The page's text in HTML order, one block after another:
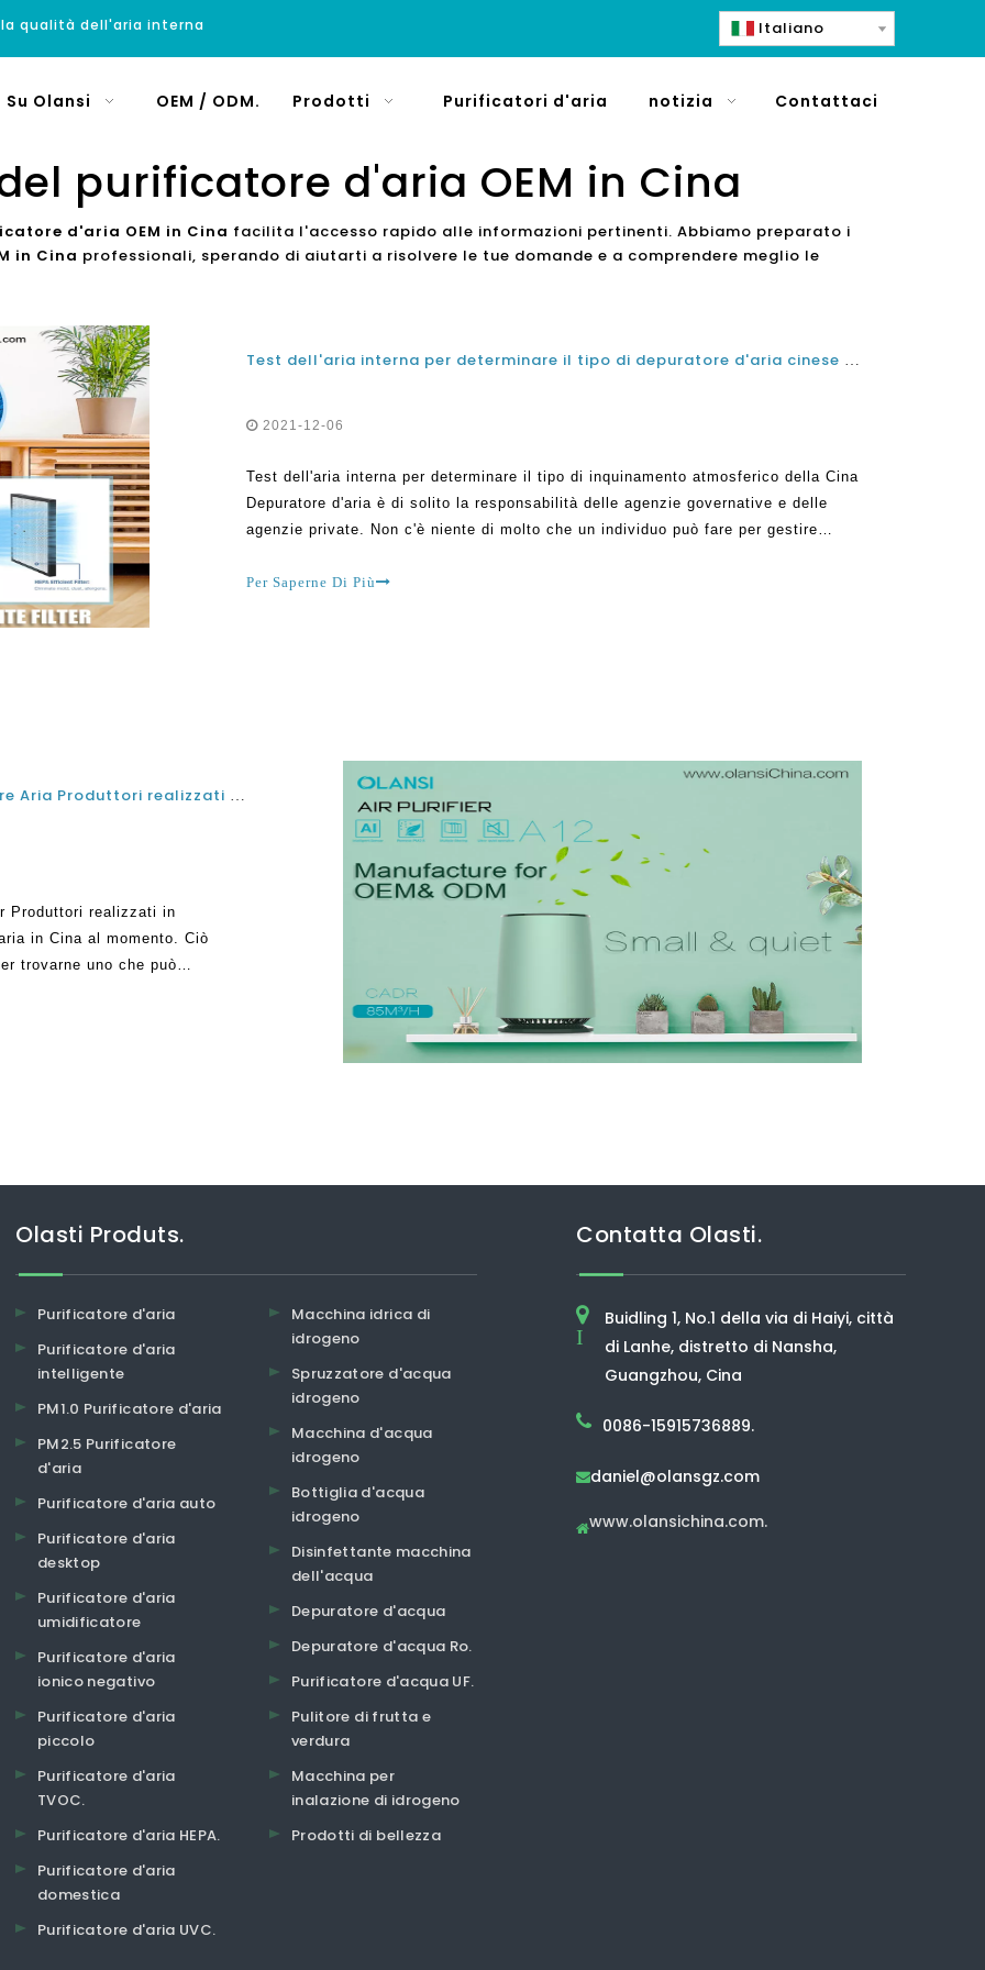
qualità dell'aria interna Italiano
Su Olansi OEM / ODM. Prodotti Purificatori d'aria notizia Contattaci
purificatore d'aria OEM in Cina
d'aria OEM in Cina facilita l'accesso rapido alle informazioni pertinenti. Abbiamo preparato i
in Cina professionali, sperando di aiutarti a risolvere le tue domande e a comprendere meglio le
Test dell'aria interna per determinare il tipo di depuratore d'aria cinese necessario
2021-12-06
Test dell'aria interna per determinare il tipo di inquinamento atmosferico della Cina
Depuratore d'aria è di solito la responsabilità delle agenzie governative e delle
agenzie private. Non c'è niente di molto che un individuo può fare per gestire
Per Saperne Di Più
Miglior vendita Top 10 Home Hepa Purificatore Aria Produttori realizzati in Cina
Produttori realizzati in
in Cina al momento. Ciò
trovarne uno che può
Olasti Produts.
Purificatore d'aria
Purificatore d'aria
intelligente
PM1.0 Purificatore d'aria
PM2.5 Purificatore
d'aria
Purificatore d'aria auto
Purificatore d'aria
desktop
Purificatore d'aria
umidificatore
Purificatore d'aria
ionico negativo
Purificatore d'aria
piccolo
Purificatore d'aria
TVOC.
Purificatore d'aria HEPA.
Purificatore d'aria
domestica
Purificatore d'aria UVC.
Macchina idrica di
idrogeno
Spruzzatore d'acqua
idrogeno
Macchina d'acqua
idrogeno
Bottiglia d'acqua
idrogeno
Disinfettante macchina
dell'acqua
Depuratore d'acqua
Depuratore d'acqua Ro.
Purificatore d'acqua UF.
Pulitore di frutta e
verdura
Macchina per
inalazione di idrogeno
Prodotti di bellezza
Contatta Olasti.
I
Buidling 1, No.1 della via di Haiyi, città
di Lanhe, distretto di Nansha,
Guangzhou, Cina
0086-15915736889.
daniel@olansgz.com
www.olansichina.com.